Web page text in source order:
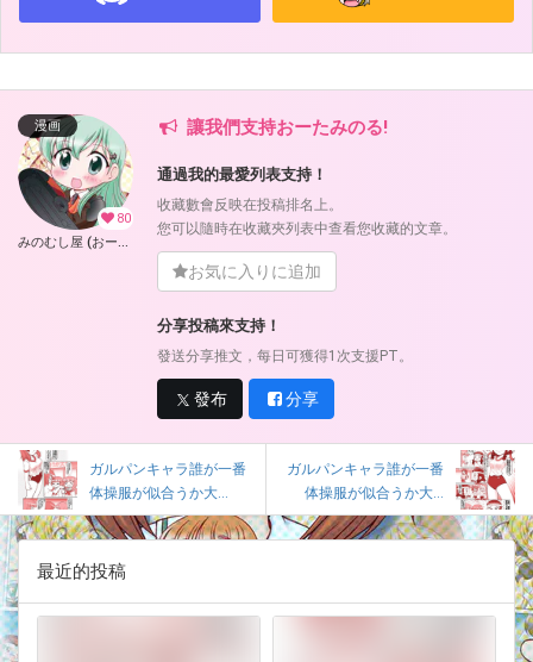
80
漫画
みのむし屋 (おーたみのる)
讓我們支持おーたみのる!
通過我的最愛列表支持！
收藏數會反映在投稿排名上。
您可以隨時在收藏夾列表中查看您收藏的文章。
お気に入りに追加
分享投稿來支持！
發送分享推文，每日可獲得1次支援PT。
發布 分享
ガルパンキャラ誰が一番
体操服が似合うか大...
ガルパンキャラ誰が一番
体操服が似合うか大...
最近的投稿